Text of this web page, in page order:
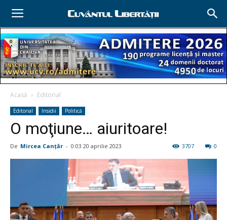
Acasă Editorial
Editorial Insidii Politică
O moţiune… aiuritoare!
De Mircea Canţăr - 0:03 20 aprilie 2023 0
3707